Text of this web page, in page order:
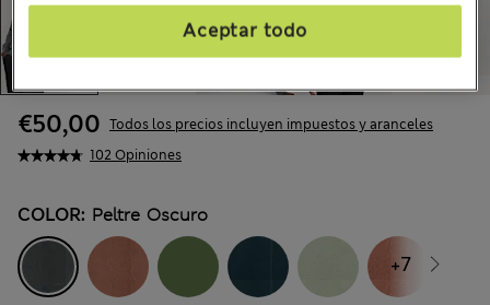
102 Opiniones
€50,00 Todos los precios incluyen impuestos y aranceles
COLOR: Peltre Oscuro
+7
Aceptar todo